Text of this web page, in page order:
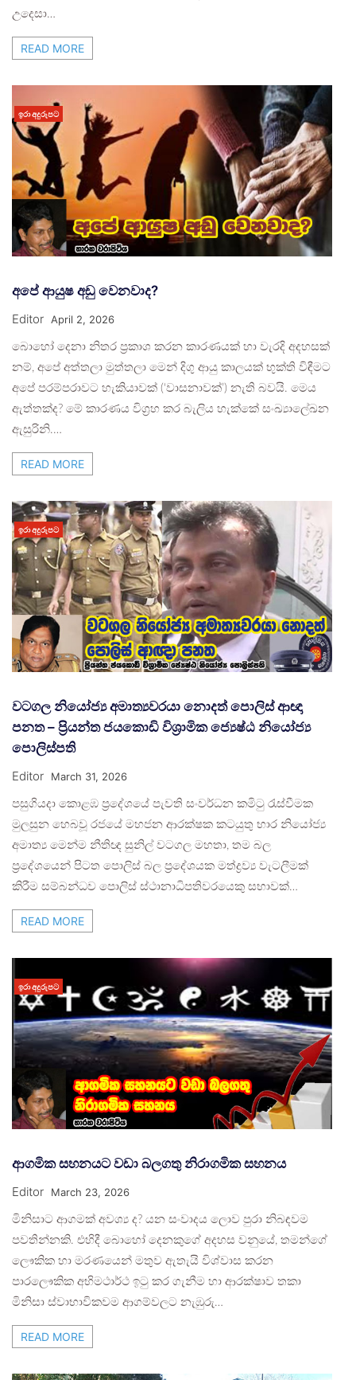
උදෙසා…
READ MORE
ඉරා අදුරුපට
අපේ ආයුෂ අඩු වෙනවාද?
Editor April 2, 2026
බොහෝ දෙනා නිතර ප්‍රකාශ කරන කාරණයක් හා වැරදි අදහසක්
නම්, අපේ අත්තලා මුත්තලා මෙන් දිගු ආයු කාලයක් භුක්ති විඳීමට
අපේ පරම්පරාවට හැකියාවක් (‘වාසනාවක්’) නැති බවයි. මෙය
ඇත්තක්ද? මේ කාරණය විග්‍රහ කර බැලිය හැක්කේ සංඛ්‍යාලේඛන
ඇසුරිනි.…
READ MORE
ඉරා අදුරුපට
වටගල නියෝජ්‍ය අමාත්‍යවරයා නොදත් පොලිස් ආඥා
පනත – ප්‍රියන්ත ජයකොඩි විශ්‍රාමික ජ්‍යෙෂ්ඨ නියෝජ්‍ය
පොලිස්පති
Editor March 31, 2026
පසුගියදා කොළඹ ප්‍රදේශයේ පැවති සංවර්ධන කමිටු රැස්වීමක
මුලසුන හෙබවූ රජයේ මහජන ආරක්ෂක කටයුතු භාර නියෝජ්‍ය
අමාත්‍ය මෙන්ම නීතිඥ සුනිල් වටගල මහතා, තම බල
ප්‍රදේශයෙන් පිටත පොලිස් බල ප්‍රදේශයක මත්ද්‍රව්‍ය වැටලීමක්
කිරීම සම්බන්ධව පොලිස් ස්ථානාධිපතිවරයෙකු සභාවක්…
READ MORE
ඉරා අදුරුපට
ආගමික සහනයට වඩා බලගතු නිරාගමික සහනය
Editor March 23, 2026
මිනිසාට ආගමක් අවශ්‍ය ද? යන සංවාදය ලොව පුරා නිබඳවම
පවතින්නකි. එහිදී බොහෝ දෙනකුගේ අදහස වනුයේ, තමන්ගේ
ලෞකික හා මරණයෙන් මතුව ඇතැයි විශ්වාස කරන
පාරලෞකික අභිමථාර්ථ ඉටු කර ගැනීම හා ආරක්ෂාව තකා
මිනිසා ස්වාභාවිකවම ආගම්වලට නැඹුරු…
READ MORE